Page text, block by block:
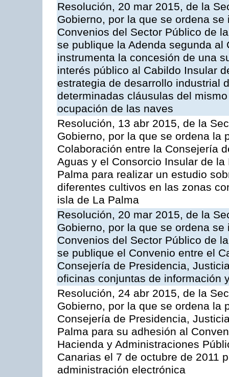
Resolución, 20 mar 2015, de la
Gobierno, por la que se ordena
Convenios del Sector Público de
se publique la Adenda segunda
instrumenta la concesión de una
interés público al Cabildo Insular
estrategia de desarrollo industrial
determinadas cláusulas del
ocupación de las naves
Resolución, 13 abr 2015, de la
Gobierno, por la que se ordena la
Colaboración entre la Consejería
Aguas y el Consorcio Insular de
Palma para realizar un estudio
diferentes cultivos en las zonas
isla de La Palma
Resolución, 20 mar 2015, de la
Gobierno, por la que se ordena
Convenios del Sector Público de
se publique el Convenio entre el
Consejería de Presidencia,
oficinas conjuntas de información
Resolución, 24 abr 2015, de la
Gobierno, por la que se ordena la
Consejería de Presidencia,
Palma para su adhesión al
Hacienda y Administraciones
Canarias el 7 de octubre de 2011
administración electrónica